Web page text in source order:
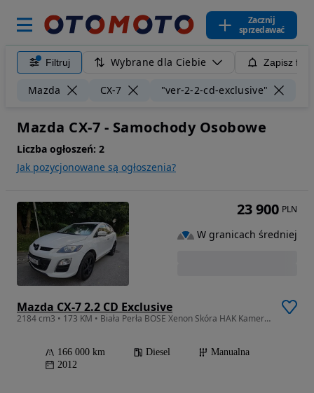
Zacznij
sprzedawać
Filtruj Wybrane dla Ciebie Zapisz
Mazda CX-7 "ver-2-2-cd-exclusive"
Mazda CX-7 - Samochody Osobowe
Liczba ogłoszeń: 2
Jak pozycjonowane są ogłoszenia?
Mazda CX-7 2.2 CD Exclusive
2184 cm3 • 173 KM • Biała Perła BOSE Xenon Skóra HAK Kamera Key-Less go 4X4 NAVI Full!
166 000 km Diesel
Manualna
2012
23 900 PLN
W granicach średniej